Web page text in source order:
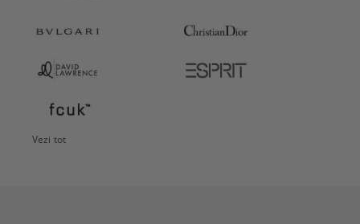
Vezi tot